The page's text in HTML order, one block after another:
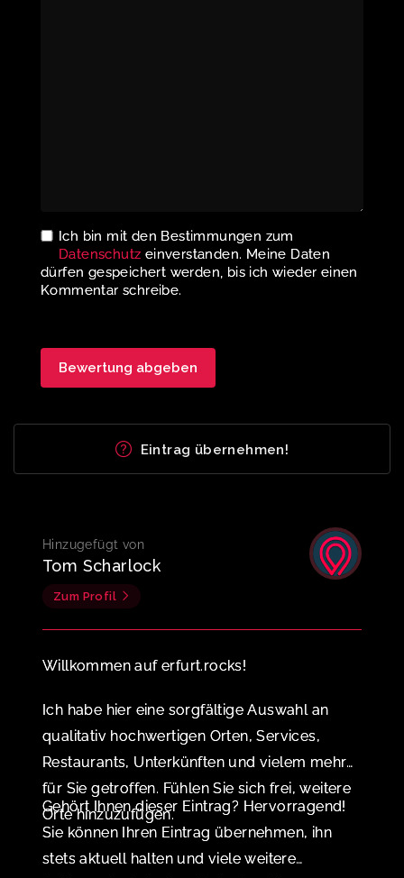
Ich bin mit den Bestimmungen zum
Datenschutz einverstanden. Meine Daten
dürfen gespeichert werden, bis ich wieder einen
Kommentar schreibe.
Eintrag übernehmen!
Hinzugefügt von
Tom Scharlock
Zum Profil
Willkommen auf erfurt.rocks!
Ich habe hier eine sorgfältige Auswahl an
qualitativ hochwertigen Orten, Services,
Restaurants, Unterkünften und vielem mehr
für Sie getroffen. Fühlen Sie sich frei, weitere
Orte hinzuzufügen.
Gehört Ihnen dieser Eintrag? Hervorragend!
Sie können Ihren Eintrag übernehmen, ihn
stets aktuell halten und viele weitere